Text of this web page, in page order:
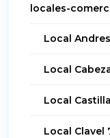
locales-
Local
Local
Local
Local Clavel